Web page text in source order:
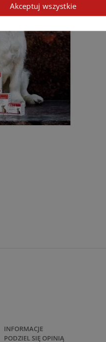
INFORMACJE
PODZIEL SIĘ OPINIĄ
Akceptuj wszystkie